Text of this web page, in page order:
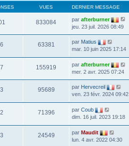
VUES DERNIER MESSAGE
833084 par afterburner
jeu. 23 juil. 2026 08:49
63381 par Matius
mar. 10 juin 2025 17:14
155919 par afterburner
mer. 2 avr. 2025 07:24
95689 par Hervecreil
ven. 23 févr. 2024 09:42
71396 par Coub
dim. 16 juil. 2023 19:18
24549 par Maudit
lun. 4 avr. 2022 04:30